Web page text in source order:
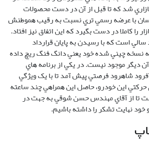
شد که تا قبل از آن در دست محصولات
نيسان با عرضه رسمي تري نسبت به رقيب هموطنش
را کاملا در دست بگيرد که اين اتفاق نيز افتاد.
است که با رسيدن به پايان قرارداد
نسخه چيني شده خود يعني دانگ فنگ ريچ داده
ديگر موجود نيست. در يکي از برنامه هاي
شاهرود فرصتي پيش آمد تا با يک ويژگي
حرکتي اين خودرو، حاصل اين همراهي چند ساعته
تا از آقاي مهندس حسن شوقي به جهت در
خود نهايت تشکر را داشته باشيم.